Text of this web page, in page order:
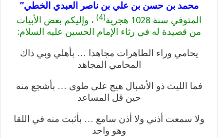
محمد بن حسن بن علي بن ناصر العبدي الخطي”
المتوفي سنة 1028 هجرية
(4)
، وإليكم بعض الأبيات
من قصيدة له في رثاء الإمام الحسين عليه السلام:
يحامي وراء الطاهرات مجاهدا … بأهلي وبي ذاك
المحامي المجاهد
فما الليث ذو الأشبال هيج على طوى … بأشجع منه
حين قل المساعد
ولا سمعت أذني ولا أذن سامع … بأثبت منه في اللقا
وهو واحد